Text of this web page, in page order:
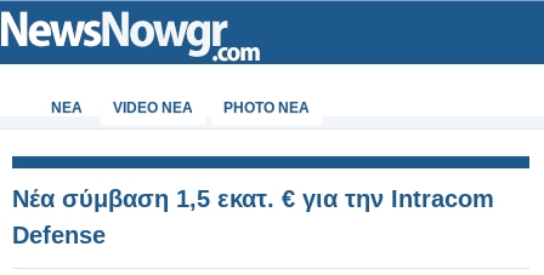
ΝΕΑ VIDEO NEA PHOTO NEA
Νέα σύμβαση 1,5 εκατ. € για την Intracom
Defense